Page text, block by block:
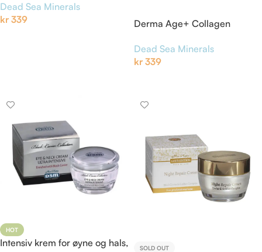
Dead Sea Minerals
kr 339
Derma Age+ Collagen
Dead Sea Minerals
kr 339
HOT
Intensiv krem for øyne og hals,
SOLD OUT